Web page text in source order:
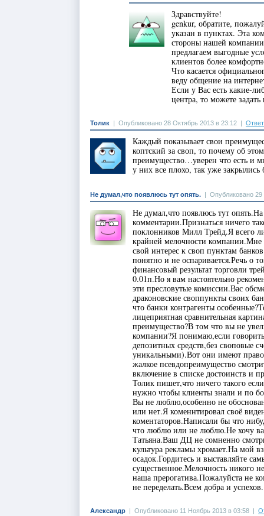
Здравствуйте!
genkur, обратите,
указан в пунктах. Эта
стороны нашей
предлагаем выгодные
клиентов более
Что касается
веду общение на
Если у Вас есть какие-
центра, то можете
Толик Опубликовано 28 Октябрь 2013 в 23:12
Каждый показывает свои
коптский за своп, то почему об
преимущество…уверен что есть
у них все плохо, так уже
Не думал,что появлюсь тут опять. Опубликовано 29
Не думал,что появлюсь тут
комментарии.Признаться ничего
поклонников Милл Трейд.Я всего
крайней мелочности компании.Мне
свой интерес к своп пунктам
понятно и не оспаривается.Речь о
финансовый результат торговли
0.01п.Но я вам настоятельно
эти пресловутые комиссии.Вас
драконовские своппункты своих
что банки контрагенты
лицеприятная сравнительная
преимущество?В том что вы не
компании?Я понимаю,если
депозитных средств,без своповые
уникальными).Вот они имеют
жалкое псевдопреимущество
включение в списке достоинств и
Толик пишет,что ничего такого
нужно чтобы клиенты знали и по
Вы не люблю,особенно не
или нет.Я коменнтировал своё
коментаторов.Написали бы что
что люблю или не люблю.Не хочу
Татьяна.Ваш ДЦ не сомненно
культура рекламы хромает.На мой
осадок.Гордитесь и выставляйте
существенное.Мелочность никого
наша прерогатива.Пожалуйста не
не переделать.Всем добра и успехов.
Александр Опубликовано 11 Ноябрь 2013 в 03:58